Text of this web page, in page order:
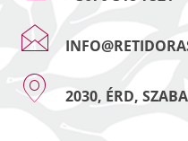
2030, ÉRD,